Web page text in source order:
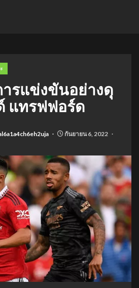
รแข่งขันอย่างดุ
แทรฟฟอร์ด
กันยายน 6, 2022